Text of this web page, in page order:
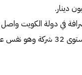
في دولة الكويت واصل
ديسمبر الماضي عند مستوى 32